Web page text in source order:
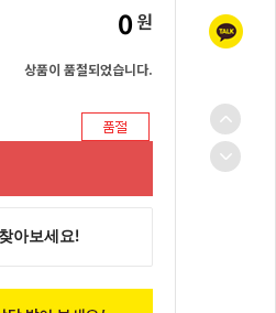
0 원
상품이 품절되었습니다.